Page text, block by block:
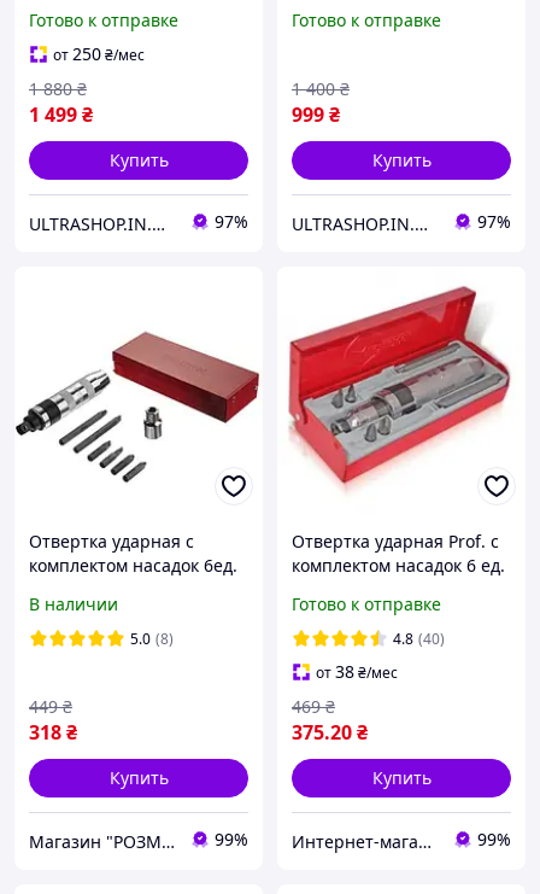
114 ед
Готово к отправке
от250₴/мес
1 499₴
1 880 ₴
Купить
ULTRASHOP.IN.UA 🛒 Интернет-магазин трендовых гаджетов 97%
3443
Готово к отправке
999₴
1 400 ₴
Купить
ULTRASHOP.IN.UA 🛒 Интернет-магазин трендовых гаджетов 97%
Отвертка ударная с
комплектом насадок 6ед.
В наличии
5.0 (8)
318₴
449 ₴
Купить
Магазин "РОЗМАРИН" 99%
Отвертка ударная Prof. с
комплектом насадок 6 ед.
Готово к отправке
4.8 (40)
от38₴/мес
375.20₴
469 ₴
Купить
Интернет-магазин "Willoas" 99%